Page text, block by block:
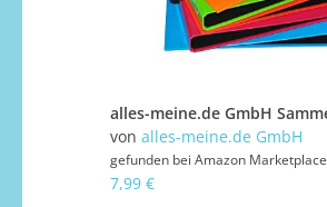
von alles-meine.de GmbH
gefunden bei Amazon Marketplace
7,99 €